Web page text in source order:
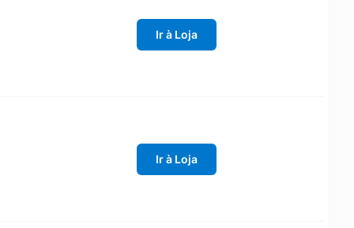
Ir à Loja
Ir à Loja